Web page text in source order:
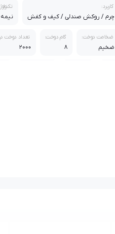
کاربرد:
چرم / روکش صندلی / کیف و کفش
ضخامت دوخت:
ضخیم
گام دوخت:
8
تعداد دوخت
2000